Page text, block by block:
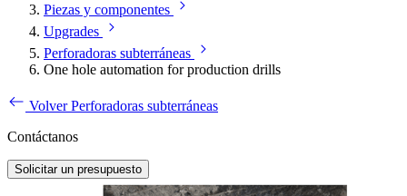
Piezas y componentes
Upgrades
Perforadoras subterráneas
One hole automation for production drills
Volver Perforadoras subterráneas
Contáctanos
Solicitar un presupuesto